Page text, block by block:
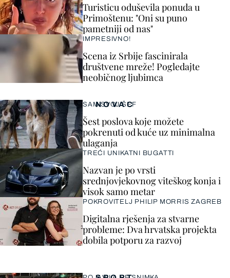
Turisticu oduševila ponuda u
Primoštenu: "Oni su puno
pametniji od nas"
IMPRESIVNO!
Scena iz Srbije fascinirala
društvene mreže! Pogledajte
neobičnog ljubimca
NOVAC
SAM SVOJ ŠEF
Šest poslova koje možete
pokrenuti od kuće uz minimalna
ulaganja
TREĆI UNIKATNI BUGATTI
Nazvan je po vrsti
srednjovjekovnog viteškog konja i
visok samo metar
POKROVITELJ PHILIP MORRIS ZAGREB
Digitalna rješenja za stvarne
probleme: Dva hrvatska projekta
dobila potporu za razvoj